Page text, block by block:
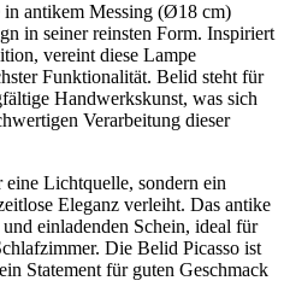
in antikem Messing (Ø18 cm)
in seiner reinsten Form. Inspiriert
vereint diese Lampe
Funktionalität. Belid steht für
Handwerkskunst, was sich
Verarbeitung dieser
Lichtquelle, sondern ein
Eleganz verleiht. Das antike
einladenden Schein, ideal für
Die Belid Picasso ist
Statement für guten Geschmack